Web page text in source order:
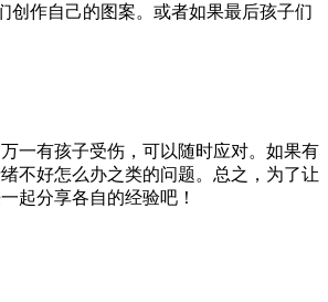
创作自己的图案。或者如果最后孩子们
一有孩子受伤，可以随时应对。如果有
不好怎么办之类的问题。总之，为了让
起分享各自的经验吧！